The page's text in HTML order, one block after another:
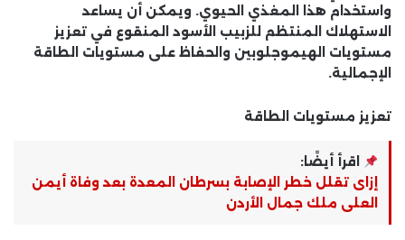
واستخدام هذا المغذي الحيوي. ويمكن أن يساعد
الاستهلاك المنتظم للزبيب الأسود المنقوع في تعزيز
مستويات الهيموجلوبين والحفاظ على مستويات الطاقة
الإجمالية.
تعزيز مستويات الطاقة
اقرأ أيضًا:
إزاى تقلل خطر الإصابة بسرطان المعدة بعد وفاة أيمن
العلى ملك جمال الأردن